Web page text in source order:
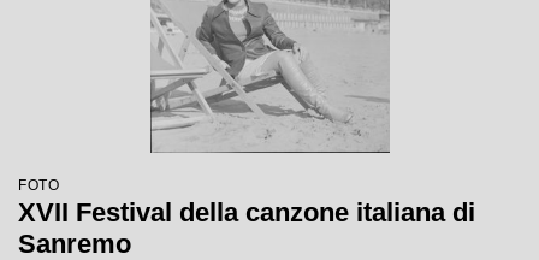
FOTO
XVII Festival della canzone italiana di
Sanremo